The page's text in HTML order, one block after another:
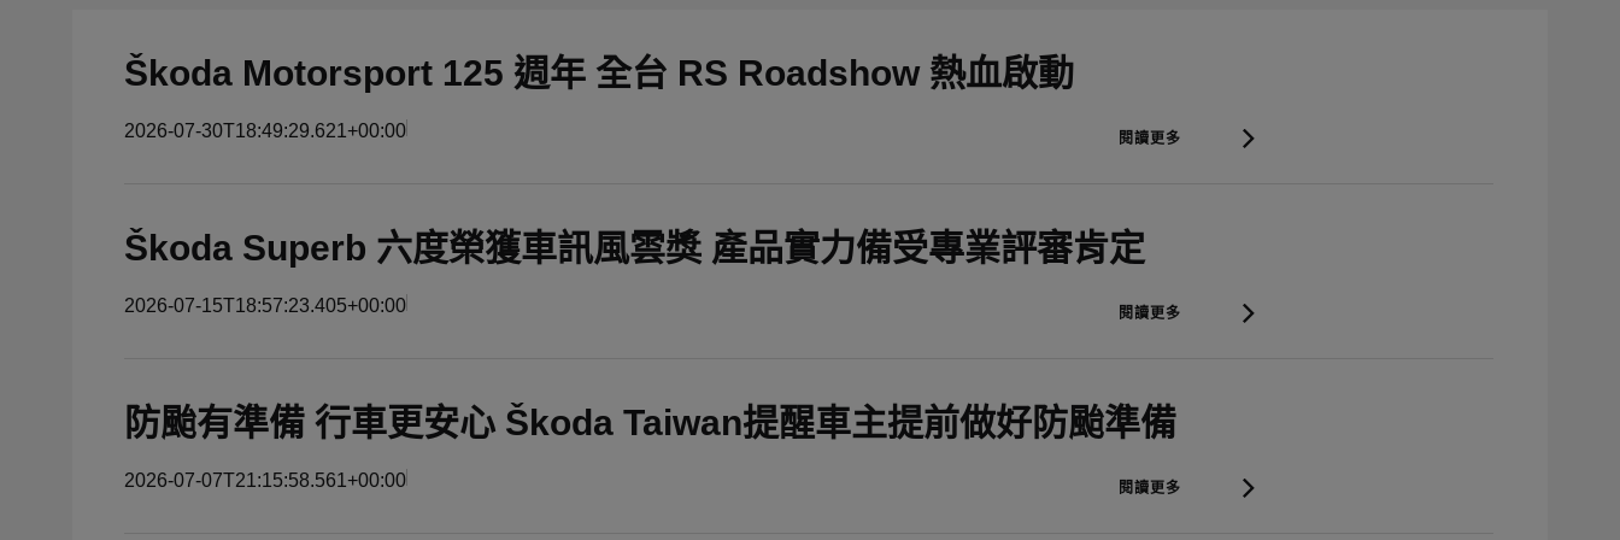
Škoda Motorsport 125 週年 全台 RS Roadshow 熱血啟動
2026-07-30T18:49:29.621+00:00 閱讀更多
Škoda Superb 六度榮獲車訊風雲獎 產品實力備受專業評審肯定
2026-07-15T18:57:23.405+00:00 閱讀更多
防颱有準備 行車更安心 Škoda Taiwan提醒車主提前做好防颱準備
2026-07-07T21:15:58.561+00:00 閱讀更多